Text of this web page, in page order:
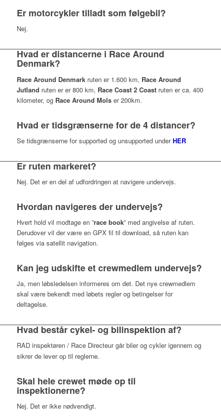
Er motorcykler tilladt som følgebil?
Nej.
Hvad er distancerne i Race Around
Denmark?
Race Around Denmarkruten er 1.600 km, Race Around
Jutland ruten er er 800 km, Race Coast 2 Coastruten er ca. 400
kilometer, og Race Around Molser 200km.
Hvad er tidsgrænserne for de 4 distancer?
Se tidsgrænserne for supported og unsupported underHER
Er ruten markeret?
Nej. Det er en del af udfordringen at navigere undervejs.
Hvordan navigeres der undervejs?
Hvert hold vil modtage en ”race book” med angivelse af ruten.
Derudover vil der være en GPX fil til download, så ruten kan
følges via satellit navigation.
Kan jeg udskifte et crewmedlem undervejs?
Ja, men løbsledelsen informeres om det. Det nye crewmedlem
skal være bekendt med løbets regler og betingelser for
deltagelse.
Hvad består cykel- og bilinspektion af?
RAD inspektøren / Race Directeur går biler og cykler igennem og
sikrer de lever op til reglerne.
Skal hele crewet møde op til
inspektionerne?
Nej. Det er ikke nødvendigt.